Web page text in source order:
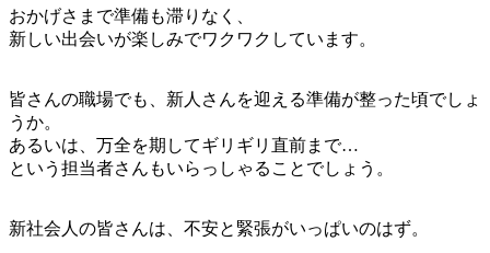
おかげさまで準備も滞りなく、
新しい出会いが楽しみでワクワクしています。
皆さんの職場でも、新人さんを迎える準備が整った頃でしょ
うか。
あるいは、万全を期してギリギリ直前まで…
という担当者さんもいらっしゃることでしょう。
新社会人の皆さんは、不安と緊張がいっぱいのはず。